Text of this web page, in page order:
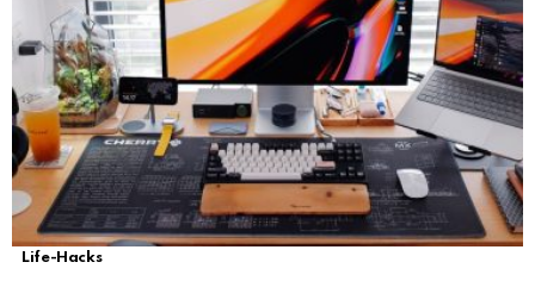
Life-Hacks